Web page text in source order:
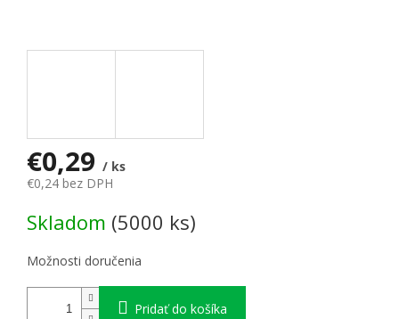
€0,29 / ks
€0,24 bez DPH
Skladom (5000 ks)
Možnosti doručenia
Pridať do košíka